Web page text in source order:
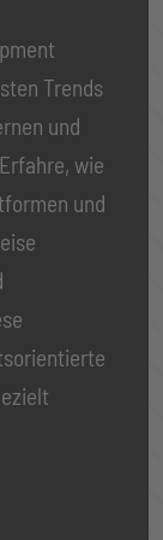
Trends
und
wie
und